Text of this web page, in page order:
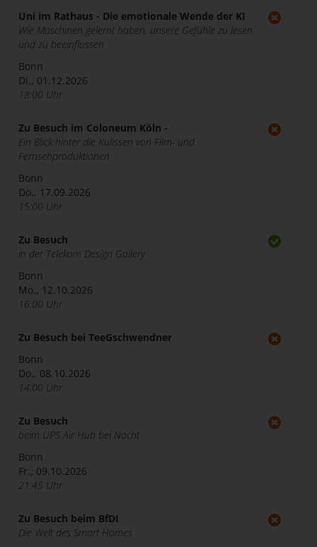
Uni im Rathaus - Die emotionale Wende der KI
Wie Maschinen gelernt haben, unsere Gefühle zu lesen
und zu beeinflussen
Bonn
Di., 01.12.2026
18:00 Uhr
Zu Besuch im Coloneum Köln -
Ein Blick hinter die Kulissen von Film- und
Fernsehproduktionen
Bonn
Do., 17.09.2026
15:00 Uhr
Zu Besuch
in der Telekom Design Gallery
Bonn
Mo., 12.10.2026
16:00 Uhr
Zu Besuch bei TeeGschwendner
Bonn
Do., 08.10.2026
14:00 Uhr
Zu Besuch
beim UPS Air Hub bei Nacht
Bonn
Fr., 09.10.2026
21:45 Uhr
Zu Besuch beim BfDI
Die Welt des Smart Homes